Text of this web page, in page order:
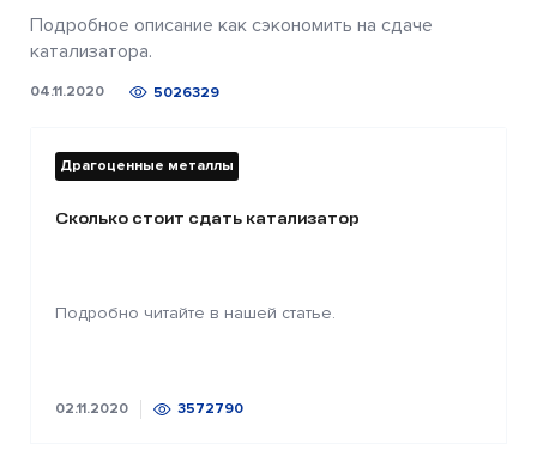
Подробное описание как сэкономить на сдаче
катализатора.
04.11.2020 5026329
Драгоценные металлы
Сколько стоит сдать катализатор
Подробно читайте в нашей статье.
02.11.2020 3572790